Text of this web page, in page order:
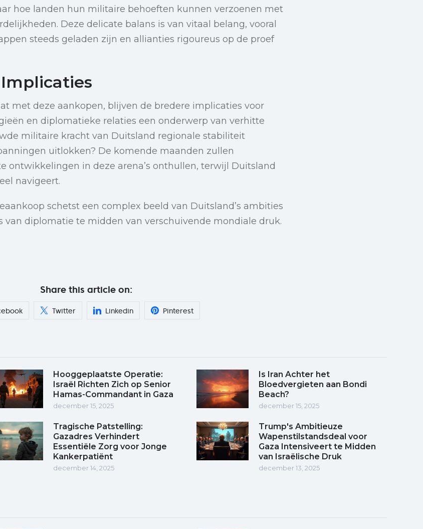
hoe landen hun militaire behoeften kunnen verzoenen met
Deze delicate balans is van vitaal belang, vooral
steeds geladen zijn en allianties rigoureus op de proef
met deze aankopen, blijven de bredere implicaties voor
en diplomatieke relaties een onderwerp van verhitte
militaire kracht van Duitsland regionale stabiliteit
uitlokken? De komende maanden zullen
ontwikkelingen in deze arena’s onthullen, terwijl Duitsland
navigeert.
schetst een complex beeld van Duitsland’s ambities
van diplomatie te midden van verschuivende mondiale druk.
Share this article on:
Twitter Linkedin Pinterest
Hooggeplaatste Operatie:
Israël Richten Zich op Senior
Hamas-Commandant in Gaza
december 15, 2025
Is Iran Achter het
Bloedvergieten aan Bondi
Beach?
december 15, 2025
Tragische Patstelling:
Gazadres Verhindert
Essentiële Zorg voor Jonge
Kankerpatiënt
december 14, 2025
Trump's Ambitieuze
Wapenstilstandsdeal voor
Gaza Intensiveert te Midden
van Israëlische Druk
december 13, 2025